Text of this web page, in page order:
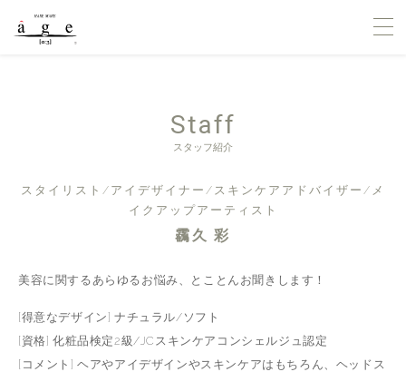
Staff
スタッフ紹介
スタイリスト/アイデザイナー/スキンケアアドバイザー/メ
イクアップアーティスト
靏久 彩
美容に関するあらゆるお悩み、とことんお聞きします！
[得意なデザイン] ナチュラル/ソフト
[資格] 化粧品検定2級/JCスキンケアコンシェルジュ認定
[コメント] ヘアやアイデザインやスキンケアはもちろん、ヘッドス